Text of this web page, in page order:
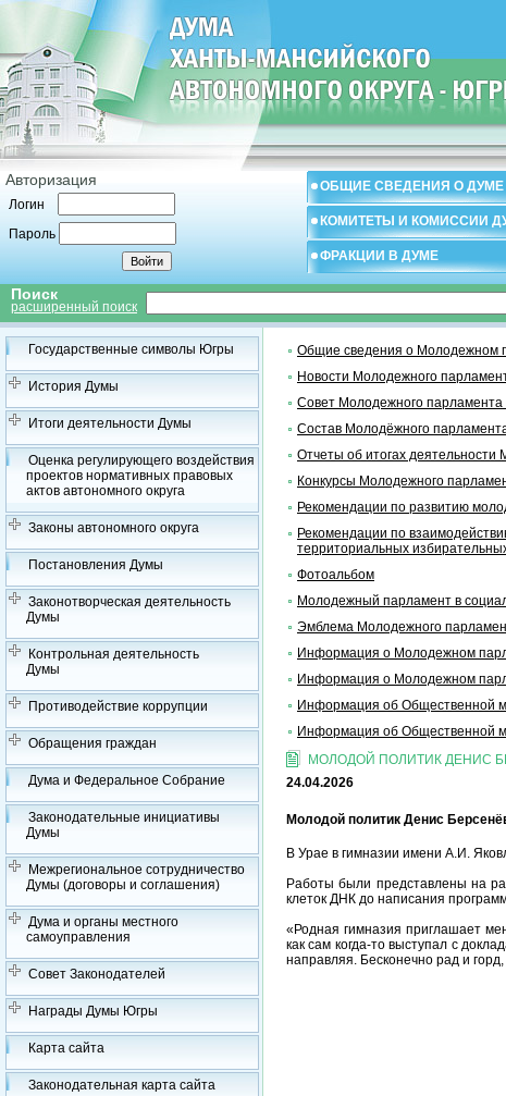
Авторизация
Логин
Пароль
ОБЩИЕ СВЕДЕНИЯ О ДУМЕ
КОМИТЕТЫ И КОМИССИИ
ФРАКЦИИ В ДУМЕ
Поиск
расширенный поиск
Государственные символы Югры
История Думы
Итоги деятельности Думы
Оценка регулирующего воздействия
проектов нормативных правовых
актов автономного округа
Законы автономного округа
Постановления Думы
Законотворческая деятельность
Думы
Контрольная деятельность
Думы
Противодействие коррупции
Обращения граждан
Дума и Федеральное Собрание
Законодательные инициативы
Думы
Межрегиональное сотрудничество
Думы (договоры и соглашения)
Дума и органы местного
самоуправления
Совет Законодателей
Награды Думы Югры
Карта сайта
Законодательная карта сайта
Общие сведения о Молодежном
Новости Молодежного
Совет Молодежного
Состав Молодёжного
Отчеты об итогах
Конкурсы Молодежного
Рекомендации по развитию
Рекомендации по
территориальных
Фотоальбом
Молодежный парламент в
Эмблема Молодежного
Информация о Молодежном
Информация о Молодежном
Информация об Общественной
Информация об Общественной
МОЛОДОЙ ПОЛИТИК ДЕНИС
24.04.2026
Молодой политик Денис
В Урае в гимназии имени А.И.
Работы были представлены на
клеток ДНК до написания
«Родная гимназия приглашает
как сам когда-то выступал с
направляя. Бесконечно рад и